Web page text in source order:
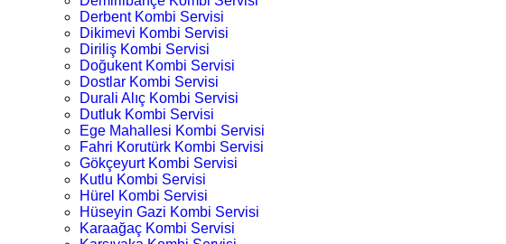
Derbent Kombi Servisi
Dikimevi Kombi Servisi
Diriliş Kombi Servisi
Doğukent Kombi Servisi
Dostlar Kombi Servisi
Durali Alıç Kombi Servisi
Dutluk Kombi Servisi
Ege Mahallesi Kombi Servisi
Fahri Korutürk Kombi Servisi
Gökçeyurt Kombi Servisi
Kutlu Kombi Servisi
Hürel Kombi Servisi
Hüseyin Gazi Kombi Servisi
Karaağaç Kombi Servisi